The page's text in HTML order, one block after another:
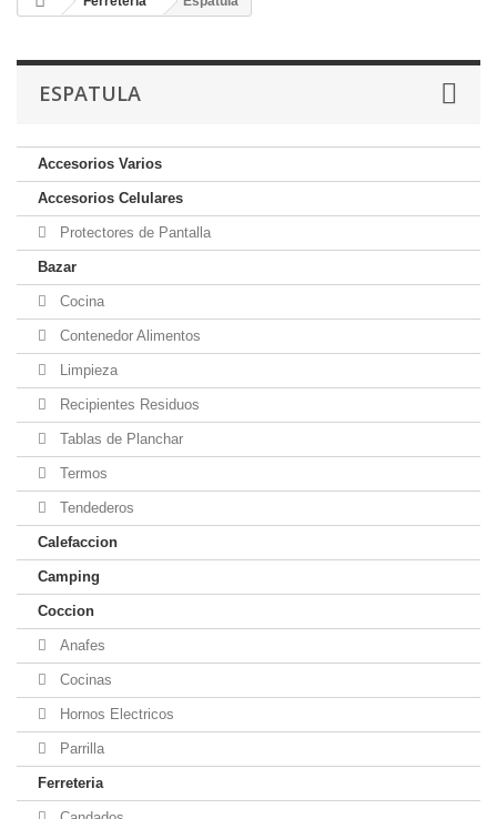
ESPATULA
Accesorios Varios
Accesorios Celulares
Protectores de Pantalla
Bazar
Cocina
Contenedor Alimentos
Limpieza
Recipientes Residuos
Tablas de Planchar
Termos
Tendederos
Calefaccion
Camping
Coccion
Anafes
Cocinas
Hornos Electricos
Parrilla
Ferreteria